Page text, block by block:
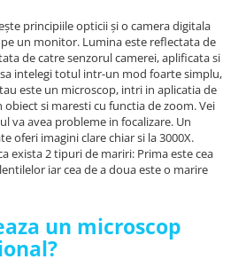
Protectie
defect
principiile opticii și o camera digitala
un monitor. Lumina este reflectata de
de catre senzorul camerei, aplificata si
intelegi totul intr-un mod foarte simplu,
este un microscop, intri in aplicatia de
si maresti cu functia de zoom. Vei
va avea probleme in focalizare. Un
oferi imagini clare chiar si la 3000X.
exista 2 tipuri de mariri: Prima este cea
iar cea de a doua este o marire
un microscop